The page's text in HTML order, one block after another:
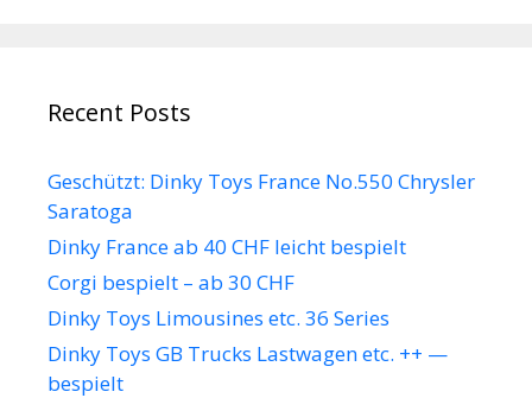
Recent Posts
Geschützt: Dinky Toys France No.550 Chrysler
Saratoga
Dinky France ab 40 CHF leicht bespielt
Corgi bespielt – ab 30 CHF
Dinky Toys Limousines etc. 36 Series
Dinky Toys GB Trucks Lastwagen etc. ++ —
bespielt